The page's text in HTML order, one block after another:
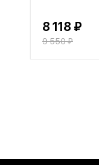
8 118 ₽
9 550 ₽